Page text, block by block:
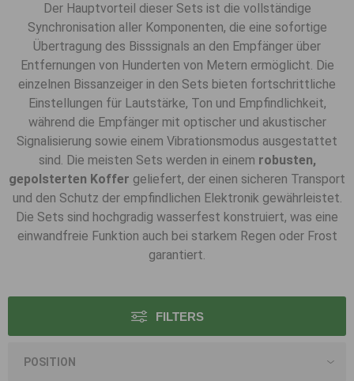
Der Hauptvorteil dieser Sets ist die vollständige
Synchronisation aller Komponenten, die eine sofortige
Übertragung des Bisssignals an den Empfänger über
Entfernungen von Hunderten von Metern ermöglicht. Die
einzelnen Bissanzeiger in den Sets bieten fortschrittliche
Einstellungen für Lautstärke, Ton und Empfindlichkeit,
während die Empfänger mit optischer und akustischer
Signalisierung sowie einem Vibrationsmodus ausgestattet
sind. Die meisten Sets werden in einem robusten,
gepolsterten Koffer geliefert, der einen sicheren Transport
und den Schutz der empfindlichen Elektronik gewährleistet.
Die Sets sind hochgradig wasserfest konstruiert, was eine
einwandfreie Funktion auch bei starkem Regen oder Frost
garantiert.
FILTERS